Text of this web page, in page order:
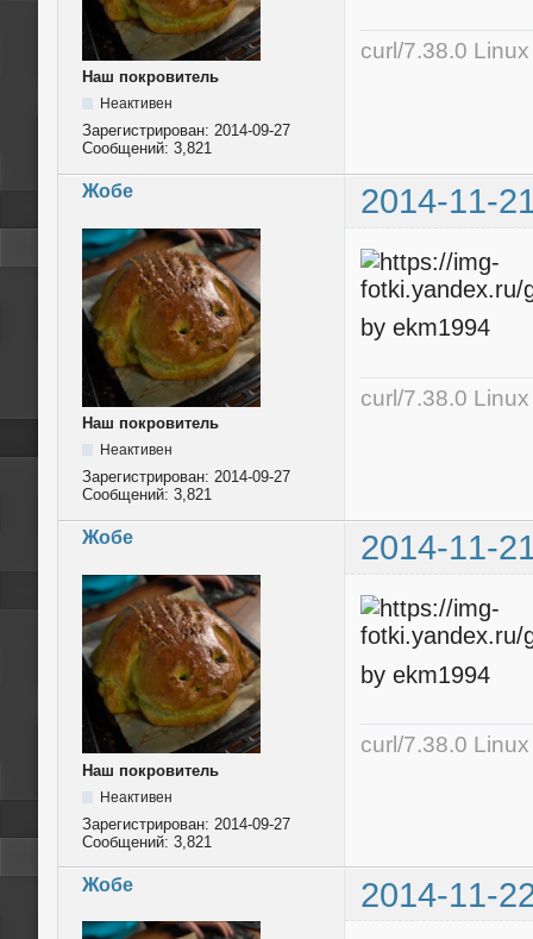
Наш покровитель
Неактивен
Зарегистрирован: 2014-09-27
Сообщений: 3,821
curl/7.38.0
Жобе 2014-11-
Наш покровитель
Неактивен
Зарегистрирован: 2014-09-27
Сообщений: 3,821
by ekm1994
curl/7.38.0
Жобе 2014-11-
Наш покровитель
Неактивен
Зарегистрирован: 2014-09-27
Сообщений: 3,821
by ekm1994
curl/7.38.0
Жобе 2014-11-